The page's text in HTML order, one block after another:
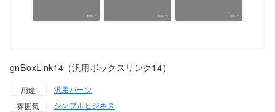
gnBoxLink14（汎用ボックスリンク14）
用途
汎用パーツ
雰囲気
シンプルビジネス